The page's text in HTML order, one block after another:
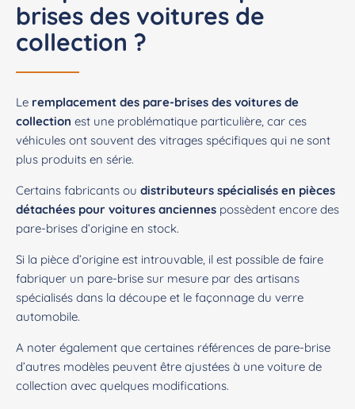
brises des voitures de
collection ?
Le remplacement des pare-brises des voitures de
collection est une problématique particulière, car ces
véhicules ont souvent des vitrages spécifiques qui ne sont
plus produits en série.
Certains fabricants ou distributeurs spécialisés en pièces
détachées pour voitures anciennes possèdent encore des
pare-brises d’origine en stock.
Si la pièce d’origine est introuvable, il est possible de faire
fabriquer un pare-brise sur mesure par des artisans
spécialisés dans la découpe et le façonnage du verre
automobile.
A noter également que certaines références de pare-brise
d’autres modèles peuvent être ajustées à une voiture de
collection avec quelques modifications.